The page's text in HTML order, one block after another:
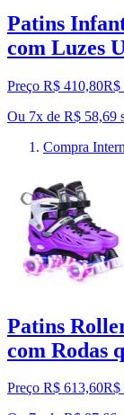
Patins
com Luzes
Preço R$ 410,80R$
Ou 7x de R$ 58,69
Compra
Patins
com Rodas
Preço R$ 613,60R$